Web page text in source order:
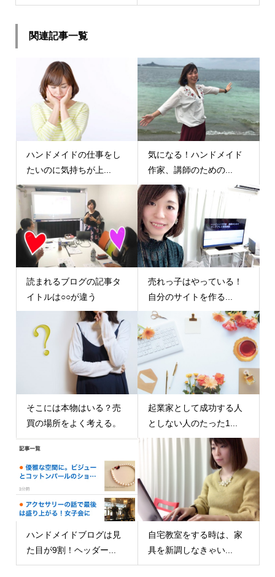
関連記事一覧
ハンドメイドの仕事をし
たいのに気持ちが上...
気になる！ハンドメイド
作家、講師のための...
読まれるブログの記事タ
イトルは○○が違う
売れっ子はやっている！
自分のサイトを作る...
そこには本物はいる？売
買の場所をよく考える。
起業家として成功する人
としない人のたった1...
ハンドメイドブログは見
た目が9割！ヘッダー...
自宅教室をする時は、家
具を新調しなきゃい...